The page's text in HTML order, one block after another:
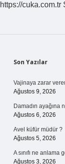
https://cuka.com.tr
Son Yazılar
Vajinaya zarar
Ağustos 9, 2026
Damadın ayağına
Ağustos 6, 2026
Avel küfür müdür ?
Ağustos 5, 2026
A sınıfı ne anlama
Ağustos 3, 2026